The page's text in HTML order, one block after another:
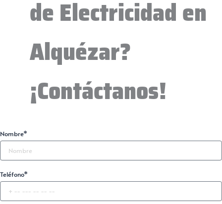
de Electricidad en
Alquézar?
¡Contáctanos!
Nombre*
Teléfono*